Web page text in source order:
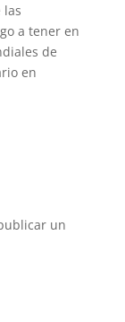
las
a tener en
de
en
un